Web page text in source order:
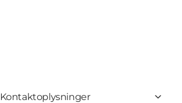
Kontaktoplysninger